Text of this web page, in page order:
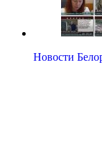
Новости